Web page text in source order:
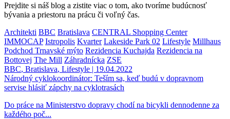
Prejdite si náš blog a zistite viac o tom, ako tvoríme budúcnosť
bývania a priestoru na prácu či voľný čas.
Architekti BBC Bratislava CENTRAL Shopping Center
IMMOCAP Istropolis Kvarter Lakeside Park 02 Lifestyle Millhaus
Podchod Trnavské mýto Rezidencia Kuchajda Rezidencia na
Bottovej The Mill Záhradnícka ZSE
BBC, Bratislava, Lifestyle | 19.04.2022
Národný cyklokoordinátor: Teším sa, keď budú v dopravnom
servise hlásiť zápchy na cyklotrasách
Do práce na Ministerstvo dopravy chodí na bicykli dennodenne za
každého poč...